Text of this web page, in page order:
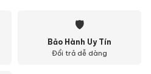
🛡
Bảo Hành Uy Tín
Đổi trả dễ dàng